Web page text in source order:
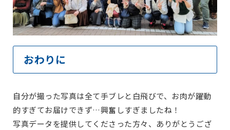
おわりに
自分が撮った写真は全て手ブレと白飛びで、お肉が躍動
的すぎてお届けできず…興奮しすぎましたね！
写真データを提供してくださった方々、ありがとうござ